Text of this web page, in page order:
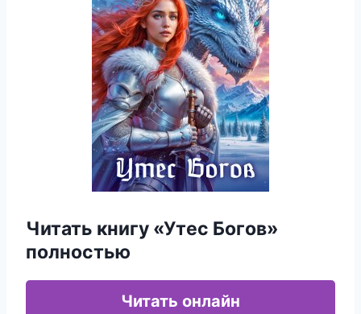
Читать книгу «Утес Богов»
полностью
Читать онлайн